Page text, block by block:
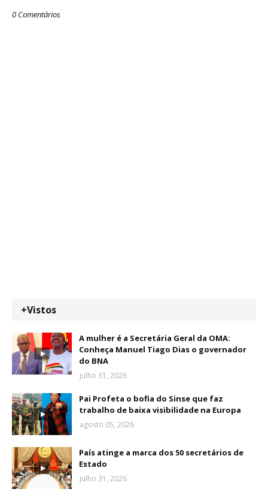
0 Comentários
+Vistos
A mulher é a Secretária Geral da OMA:
Conheça Manuel Tiago Dias o governador
do BNA
julho 31, 2026
Pai Profeta o bofia do Sinse que faz
trabalho de baixa visibilidade na Europa
agosto 05, 2026
País atinge a marca dos 50 secretários de
Estado
julho 31, 2026